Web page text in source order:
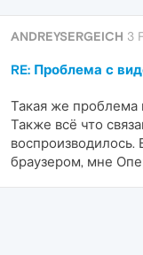
ANDREYSERGEICH 3
RE: Проблема с
Такая же проблема
Также всё что
воспроизводилось.
браузером, мне